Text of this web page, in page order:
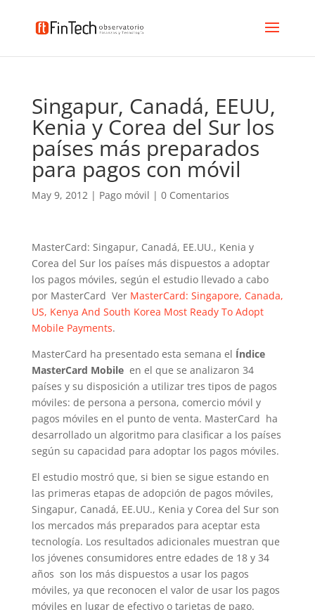
Singapur, Canadá, EEUU,
Kenia y Corea del Sur los
países más preparados
para pagos con móvil
May 9, 2012| Pago móvil | 0 Comentarios
MasterCard: Singapur, Canadá, EE.UU., Kenia y
Corea del Sur los países más dispuestos a adoptar
los pagos móviles, según el estudio llevado a cabo
por MasterCard Ver MasterCard: Singapore, Canada,
US, Kenya And South Korea Most Ready To Adopt
Mobile Payments.
MasterCard ha presentado esta semana el Índice
MasterCard Mobileen el que se analizaron 34
países y su disposición a utilizar tres tipos de pagos
móviles: de persona a persona, comercio móvil y
pagos móviles en el punto de venta. MasterCard ha
desarrollado un algoritmo para clasificar a los países
según su capacidad para adoptar los pagos móviles.
El estudio mostró que, si bien se sigue estando en
las primeras etapas de adopción de pagos móviles,
Singapur, Canadá, EE.UU., Kenia y Corea del Sur son
los mercados más preparados para aceptar esta
tecnología. Los resultados adicionales muestran que
los jóvenes consumidores entre edades de 18 y 34
años son los más dispuestos a usar los pagos
móviles, ya que reconocen el valor de usar los pagos
móviles en lugar de efectivo o tarjetas de pago.